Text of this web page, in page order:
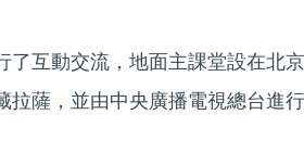
了互動交流，地面主課堂設在北京
拉薩，並由中央廣播電視總台進行